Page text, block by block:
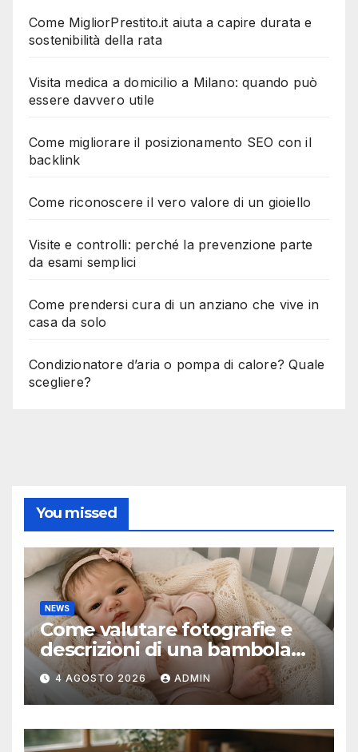
Come MigliorPrestito.it aiuta a capire durata e
sostenibilità della rata
Visita medica a domicilio a Milano: quando può
essere davvero utile
Come migliorare il posizionamento SEO con il
backlink
Come riconoscere il vero valore di un gioiello
Visite e controlli: perché la prevenzione parte
da esami semplici
Come prendersi cura di un anziano che vive in
casa da solo
Condizionatore d’aria o pompa di calore? Quale
scegliere?
You missed
NEWS
Come valutare fotografie e
descrizioni di una bambola
reborn
4 AGOSTO 2026 ADMIN